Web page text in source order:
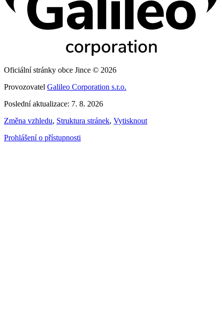
Oficiální stránky obce Jince © 2026
Provozovatel Galileo Corporation s.r.o.
Poslední aktualizace: 7. 8. 2026
Změna vzhledu, Struktura stránek, Vytisknout
Prohlášení o přístupnosti